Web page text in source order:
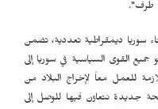
طرف".
سوريا ديمقراطية تعددية، تضمن
القوى السياسية في سوريا إلى
للعمل معاً لإخراج البلاد من
جديدة نتعاون فيها للوصل إلى